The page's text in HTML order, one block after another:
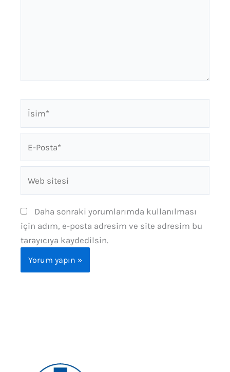
Posta*
sitesi
Daha sonraki yorumlarımda kullanılması
için adım, e-posta adresim ve site adresim bu
tarayıcıya kaydedilsin.